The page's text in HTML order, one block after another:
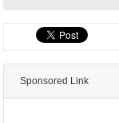
Sponsored Link